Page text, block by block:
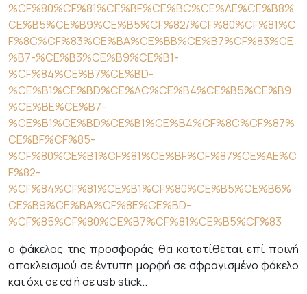
%CF%80%CF%81%CE%BF%CE%BC%CE%AE%CE%B8%
CE%B5%CE%B9%CE%B5%CF%82/%CF%80%CF%81%C
F%8C%CF%83%CE%BA%CE%BB%CE%B7%CF%83%CE
%B7-%CE%B3%CE%B9%CE%B1-
%CF%84%CE%B7%CE%BD-
%CE%B1%CE%BD%CE%AC%CE%B4%CE%B5%CE%B9
%CE%BE%CE%B7-
%CE%B1%CE%BD%CE%B1%CE%B4%CF%8C%CF%87%
CE%BF%CF%85-
%CF%80%CE%B1%CF%81%CE%BF%CF%87%CE%AE%C
F%82-
%CF%84%CF%81%CE%B1%CF%80%CE%B5%CE%B6%
CE%B9%CE%BA%CF%8E%CE%BD-
%CF%85%CF%80%CE%B7%CF%81%CE%B5%CF%83
ο φάκελος της προσφοράς θα κατατίθεται επί ποινή
αποκλεισμού σε έντυπη μορφή σε σφραγισμένο φάκελο
και όχι σε cd ή σε usb stick..